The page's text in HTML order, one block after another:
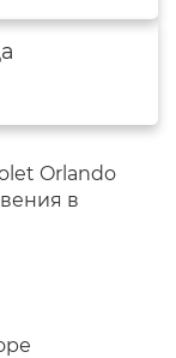
Orlando
в